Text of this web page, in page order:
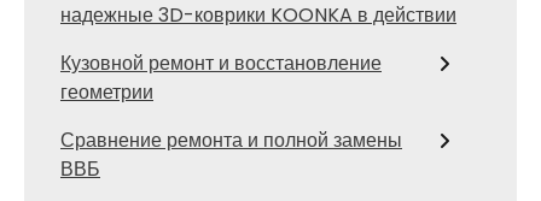
надежные 3D-коврики KOONKA в действии
Кузовной ремонт и восстановление
геометрии
Сравнение ремонта и полной замены
ВВБ